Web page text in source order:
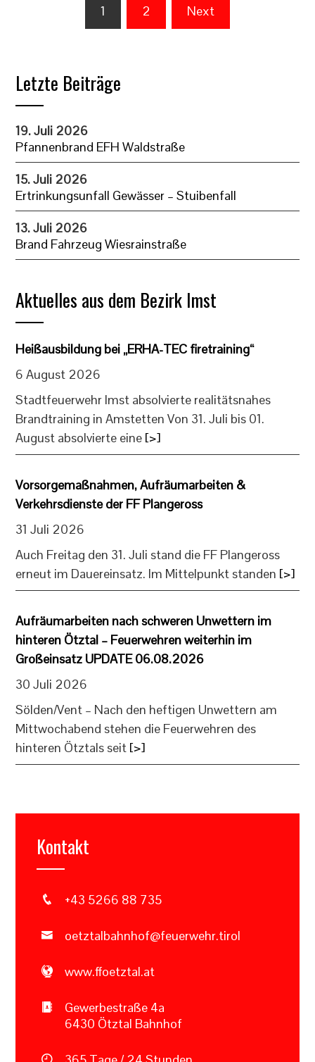
Seitennummerierung
Beiträge
1 2 Next
Letzte Beiträge
19. Juli 2026
Pfannenbrand EFH Waldstraße
15. Juli 2026
Ertrinkungsunfall Gewässer – Stuibenfall
13. Juli 2026
Brand Fahrzeug Wiesrainstraße
Aktuelles aus dem Bezirk Imst
Heißausbildung bei „ERHA-TEC firetraining“
6 August 2026
Stadtfeuerwehr Imst absolvierte realitätsnahes
Brandtraining in Amstetten Von 31. Juli bis 01.
August absolvierte eine [>]
Vorsorgemaßnahmen, Aufräumarbeiten &
Verkehrsdienste der FF Plangeross
31 Juli 2026
Auch Freitag den 31. Juli stand die FF Plangeross
erneut im Dauereinsatz. Im Mittelpunkt standen [>]
Aufräumarbeiten nach schweren Unwettern im
hinteren Ötztal – Feuerwehren weiterhin im
Großeinsatz UPDATE 06.08.2026
30 Juli 2026
Sölden/Vent – Nach den heftigen Unwettern am
Mittwochabend stehen die Feuerwehren des
hinteren Ötztals seit [>]
Kontakt
+43 5266 88 735
oetztalbahnhof@feuerwehr.tirol
www.ffoetztal.at
Gewerbestraße 4a
6430 Ötztal Bahnhof